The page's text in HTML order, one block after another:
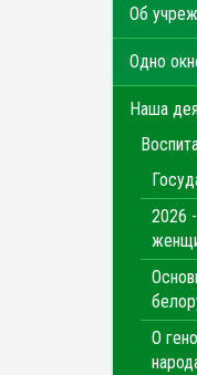
Об
Одно
Наша
2026 - Год белорусской
Основы идеологии
О геноциде белорусского